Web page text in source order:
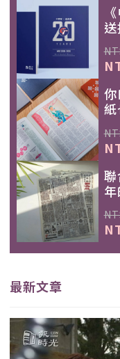
最新文章